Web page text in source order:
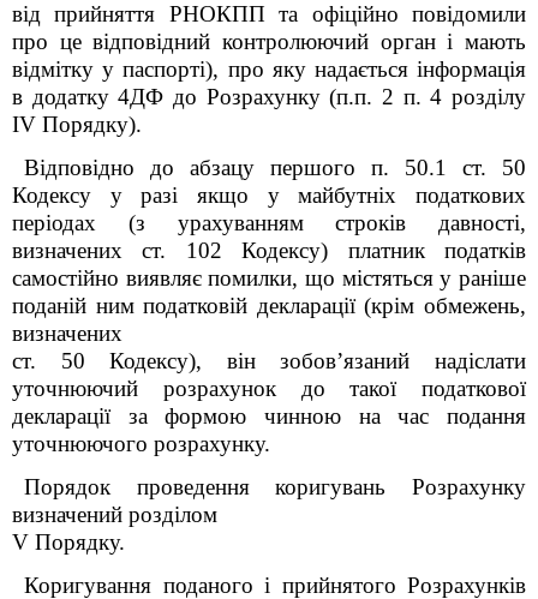
від прийняття РНОКПП та офіційно повідомили
про це відповідний контролюючий орган і мають
відмітку у паспорті), про яку надається інформація
в додатку 4ДФ до Розрахунку (п.п. 2 п. 4 розділу
IV Порядку).
Відповідно до абзацу першого п. 50.1 ст. 50
Кодексу у разі якщо у майбутніх податкових
періодах (з урахуванням строків давності,
визначених ст. 102 Кодексу) платник податків
самостійно виявляє помилки, що містяться у раніше
поданій ним податковій декларації (крім обмежень,
визначених
ст. 50 Кодексу), він зобов’язаний надіслати
уточнюючий розрахунок до такої податкової
декларації за формою чинною на час подання
уточнюючого розрахунку.
Порядок проведення коригувань Розрахунку
визначений розділом
V Порядку.
Коригування поданого і прийнятого Розрахунків